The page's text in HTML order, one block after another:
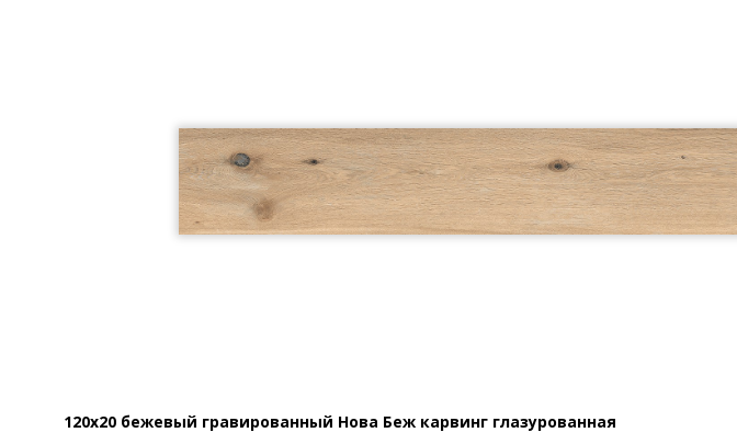
120x20 бежевый гравированный Нова Беж карвинг глазурованная